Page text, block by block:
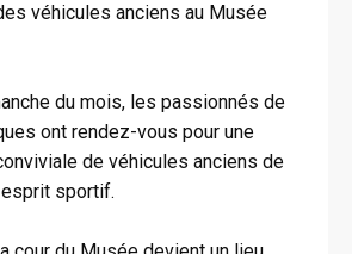
véhicules anciens au Musée
du mois, les passionnés de
ont rendez-vous pour une
de véhicules anciens de
sportif.